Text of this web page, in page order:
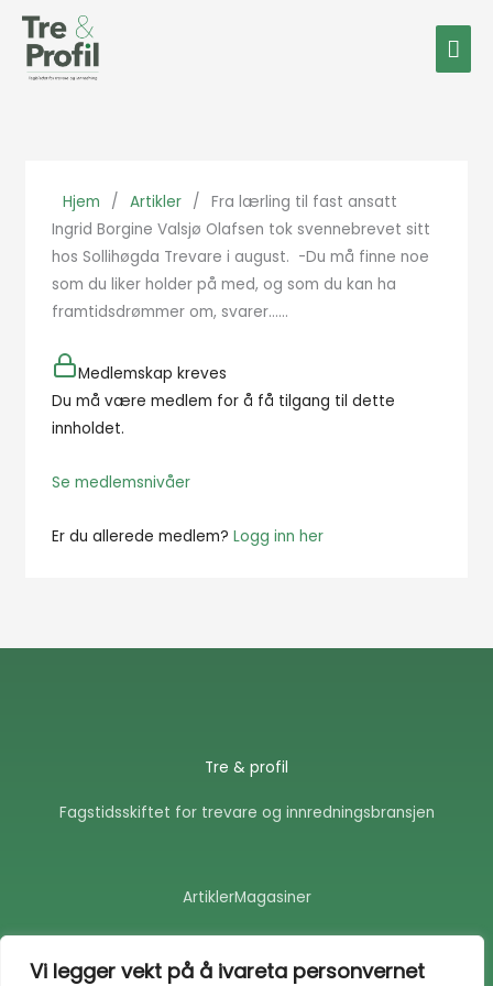
Vi legger vekt på å ivareta personvernet
Hopp
rett
Hjem / Artikler /
Fra lærling til fast ansatt
Ingrid Borgine Valsjø Olafsen tok svennebrevet sitt
hos Sollihøgda Trevare i august. -Du må finne noe
som du liker holder på med, og som du kan ha
framtidsdrømmer om, svarer…...
Medlemskap kreves
Du må være medlem for å få tilgang til dette
innholdet.
Se medlemsnivåer
Er du allerede medlem?Logg inn her
Tre & profil
Fagstidsskiftet for trevare og innredningsbransjen
ArtiklerMagasiner
a n